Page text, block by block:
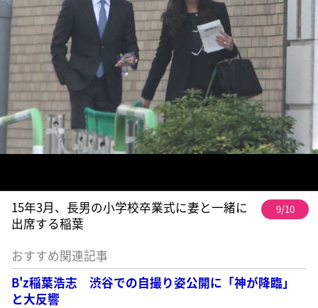
15年3月、長男の小学校卒業式に妻と一緒に
出席する稲葉
9/10
おすすめ関連記事
B'z稲葉浩志 渋谷での自撮り姿公開に「神が降臨」
と大反響